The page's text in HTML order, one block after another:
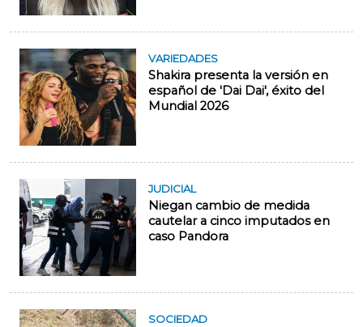
VARIEDADES
Shakira presenta la versión en
español de 'Dai Dai', éxito del
Mundial 2026
JUDICIAL
Niegan cambio de medida
cautelar a cinco imputados en
caso Pandora
SOCIEDAD